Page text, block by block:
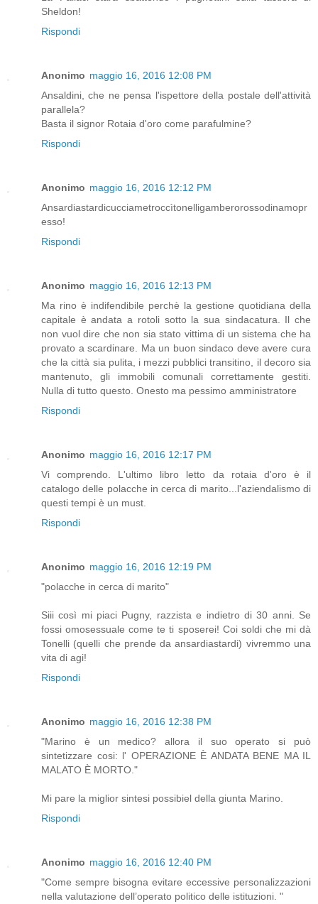
Sheldon!
Rispondi
Anonimo maggio 16, 2016 12:08 PM
Ansaldini, che ne pensa l'ispettore della postale dell'attività
parallela?
Basta il signor Rotaia d'oro come parafulmine?
Rispondi
Anonimo maggio 16, 2016 12:12 PM
Ansardiastardicucciametroccìtonelligamberorossodinamopr
esso!
Rispondi
Anonimo maggio 16, 2016 12:13 PM
Ma rino è indifendibile perchè la gestione quotidiana della
capitale è andata a rotoli sotto la sua sindacatura. Il che
non vuol dire che non sia stato vittima di un sistema che ha
provato a scardinare. Ma un buon sindaco deve avere cura
che la città sia pulita, i mezzi pubblici transitino, il decoro sia
mantenuto, gli immobili comunali correttamente gestiti.
Nulla di tutto questo. Onesto ma pessimo amministratore
Rispondi
Anonimo maggio 16, 2016 12:17 PM
Vi comprendo. L'ultimo libro letto da rotaia d'oro è il
catalogo delle polacche in cerca di marito...l'aziendalismo di
questi tempi è un must.
Rispondi
Anonimo maggio 16, 2016 12:19 PM
"polacche in cerca di marito"
Siii così mi piaci Pugny, razzista e indietro di 30 anni. Se
fossi omosessuale come te ti sposerei! Coi soldi che mi dà
Tonelli (quelli che prende da ansardiastardi) vivremmo una
vita di agi!
Rispondi
Anonimo maggio 16, 2016 12:38 PM
"Marino è un medico? allora il suo operato si può
sintetizzare cosi: l' OPERAZIONE È ANDATA BENE MA IL
MALATO È MORTO."
Mi pare la miglior sintesi possibiel della giunta Marino.
Rispondi
Anonimo maggio 16, 2016 12:40 PM
"Come sempre bisogna evitare eccessive personalizzazioni
nella valutazione dell’operato politico delle istituzioni. "